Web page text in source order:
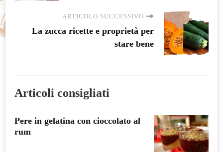
ARTICOLO SUCCESSIVO
La zucca ricette e proprietà per
stare bene
Articoli consigliati
Pere in gelatina con cioccolato al
rum